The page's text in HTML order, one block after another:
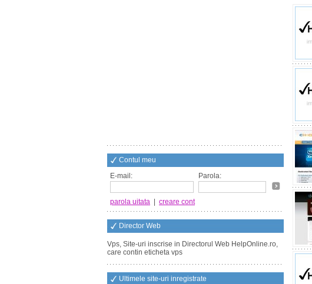
Contul meu
E-mail:
Parola:
parola uitata creare cont
Director Web
Vps, Site-uri inscrise in Directorul Web HelpOnline.ro,
care contin eticheta vps
Ultimele site-uri inregistrate